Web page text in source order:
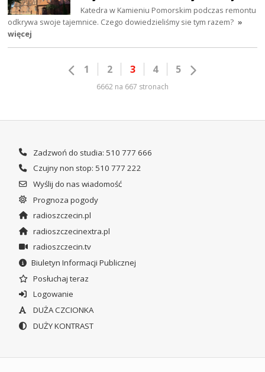
Katedra w Kamieniu Pomorskim podczas remontu
odkrywa swoje tajemnice. Czego dowiedzieliśmy sie tym razem? »
więcej
1 2 3 4 5
6662 na 667 stronach
Zadzwoń do studia: 510 777 666
Czujny non stop: 510 777 222
Wyślij do nas wiadomość
Prognoza pogody
radioszczecin.pl
radioszczecinextra.pl
radioszczecin.tv
Biuletyn Informacji Publicznej
Posłuchaj teraz
Logowanie
DUŻA CZCIONKA
DUŻY KONTRAST